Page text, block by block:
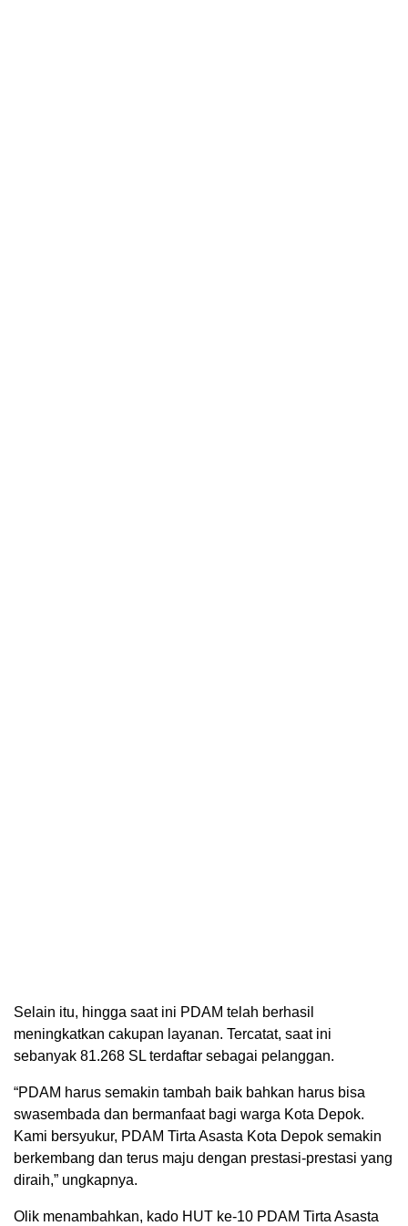
Selain itu, hingga saat ini PDAM telah berhasil
meningkatkan cakupan layanan. Tercatat, saat ini
sebanyak 81.268 SL terdaftar sebagai pelanggan.
“PDAM harus semakin tambah baik bahkan harus bisa
swasembada dan bermanfaat bagi warga Kota Depok.
Kami bersyukur, PDAM Tirta Asasta Kota Depok semakin
berkembang dan terus maju dengan prestasi-prestasi yang
diraih,” ungkapnya.
Olik menambahkan, kado HUT ke-10 PDAM Tirta Asasta